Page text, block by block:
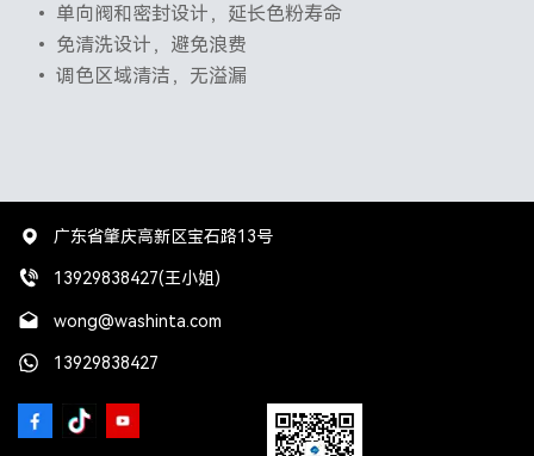
• 单向阀和密封设计，延长色粉寿命
• 免清洗设计，避免浪费
• 调色区域清洁，无溢漏
广东省肇庆高新区宝石路13号
13929838427(王小姐)
wong@washinta.com
13929838427